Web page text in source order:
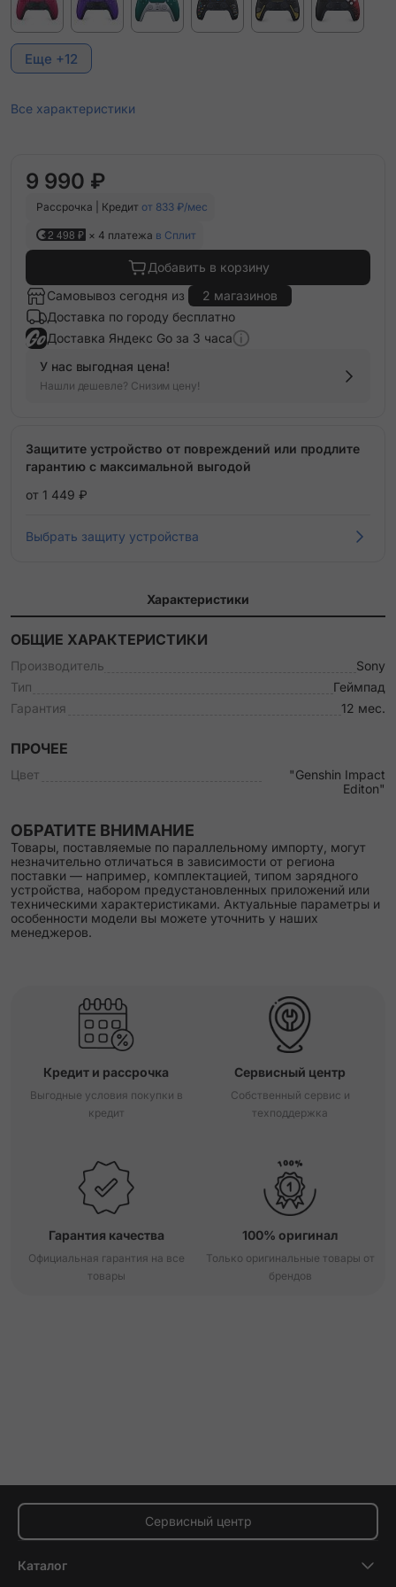
Еще +12
Все характеристики
9 990 ₽
Рассрочка | Кредит от 833 ₽/мес
2 498 ₽ × 4 платежа в Сплит
Добавить в корзину
Самовывоз сегодня из
2 магазинов
Доставка по городу бесплатно
Доставка Яндекс Go за 3 часа
У нас выгодная цена!
Нашли дешевле? Снизим цену!
Защитите устройство от повреждений или продлите
гарантию с максимальной выгодой
от 1 449 ₽
Выбрать защиту устройства
Характеристики
ОБЩИЕ ХАРАКТЕРИСТИКИ
Производитель
Sony
Тип
Геймпад
Гарантия
12 мес.
ПРОЧЕЕ
Цвет
"Genshin Impact
Editon"
ОБРАТИТЕ ВНИМАНИЕ
Товары, поставляемые по параллельному импорту, могут
незначительно отличаться в зависимости от региона
поставки — например, комплектацией, типом зарядного
устройства, набором предустановленных приложений или
техническими характеристиками. Актуальные параметры и
особенности модели вы можете уточнить у наших
менеджеров.
Кредит и рассрочка
Выгодные условия покупки в
кредит
Сервисный центр
Собственный сервис и
техподдержка
Гарантия качества
Официальная гарантия на все
товары
100% оригинал
Только оригинальные товары от
брендов
Сервисный центр
Каталог